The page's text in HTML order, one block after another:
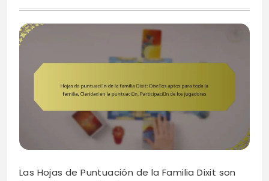
Las Hojas de Puntuación de la Familia Dixit son